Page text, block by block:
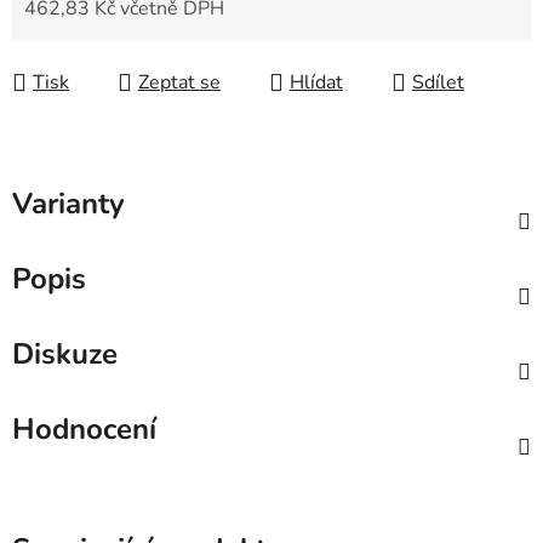
462,83 Kč včetně DPH
Tisk
Zeptat se Hlídat Sdílet
Varianty
Popis
Diskuze
Hodnocení